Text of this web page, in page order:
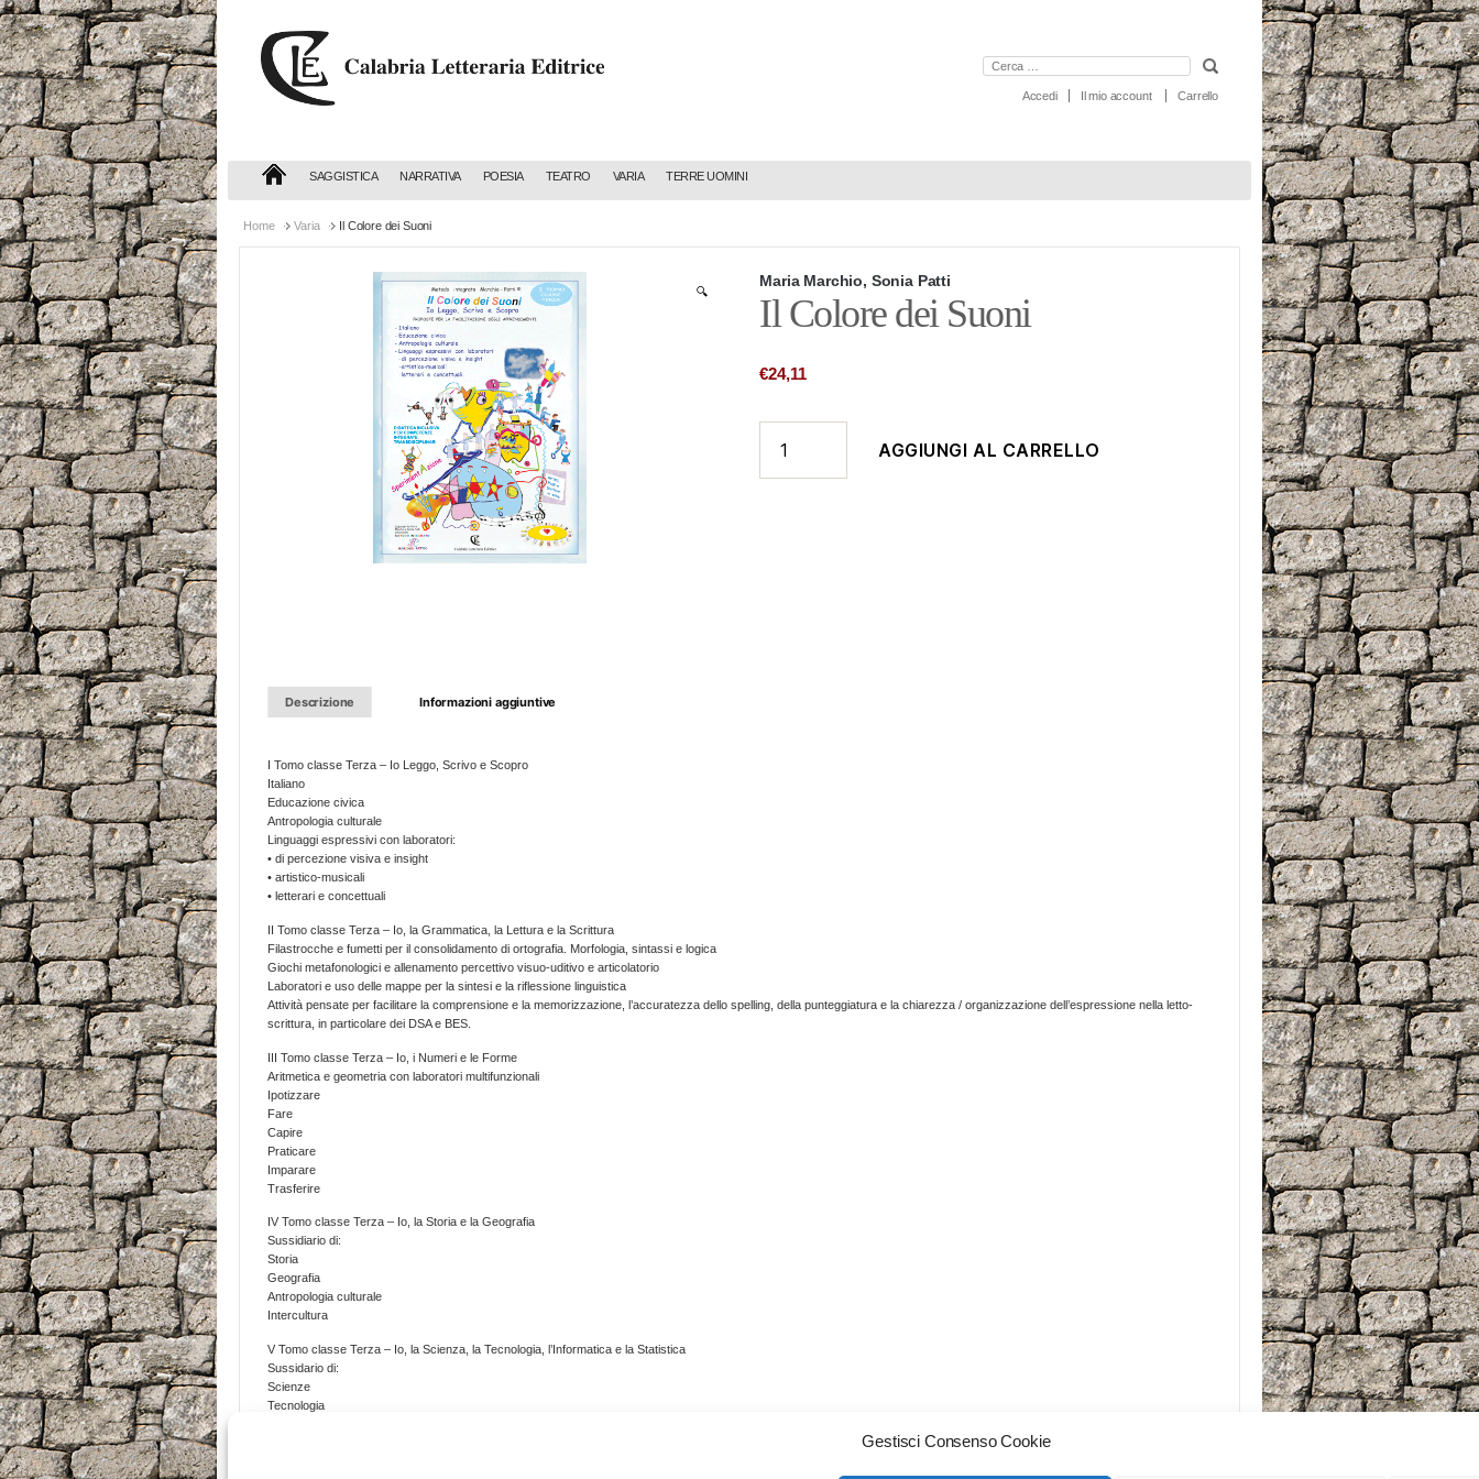
Gestisci Consenso Cookie
Cerca:
Accedi Il mio account Carrello
SAGGISTICA NARRATIVA POESIA TEATRO VARIA TERRE UOMINI
Home Varia Il Colore dei Suoni
🔍
Maria Marchio, Sonia Patti
Il Colore dei Suoni
€24,11
Colore
AGGIUNGI AL CARRELLO
Descrizione Informazioni aggiuntive
I Tomo classe Terza – Io Leggo, Scrivo e Scopro
Italiano
Educazione civica
Antropologia culturale
Linguaggi espressivi con laboratori:
• di percezione visiva e insight
• artistico-musicali
• letterari e concettuali
II Tomo classe Terza – Io, la Grammatica, la Lettura e la Scrittura
Filastrocche e fumetti per il consolidamento di ortografia. Morfologia, sintassi e logica
Giochi metafonologici e allenamento percettivo visuo-uditivo e articolatorio
Laboratori e uso delle mappe per la sintesi e la riflessione linguistica
Attività pensate per facilitare la comprensione e la memorizzazione, l’accuratezza dello spelling, della punteggiatura e la chiarezza / organizzazione dell’espressione nella letto-
scrittura, in particolare dei DSA e BES.
III Tomo classe Terza – Io, i Numeri e le Forme
Aritmetica e geometria con laboratori multifunzionali
Ipotizzare
Fare
Capire
Praticare
Imparare
Trasferire
IV Tomo classe Terza – Io, la Storia e la Geografia
Sussidiario di:
Storia
Geografia
Antropologia culturale
Intercultura
V Tomo classe Terza – Io, la Scienza, la Tecnologia, l’Informatica e la Statistica
Sussidario di:
Scienze
Tecnologia